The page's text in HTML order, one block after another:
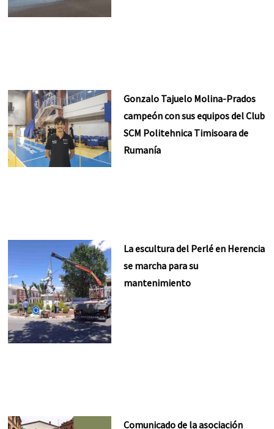
Gonzalo Tajuelo Molina-Prados
campeón con sus equipos del Club
SCM Politehnica Timisoara de
Rumanía
La escultura del Perlé en Herencia
se marcha para su
mantenimiento
Comunicado de la asociación